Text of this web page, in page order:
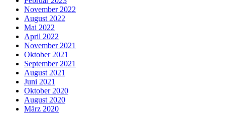
November 2022
August 2022
Mai 2022
April 2022
November 2021
Oktober 2021
September 2021
August 2021
Juni 2021
Oktober 2020
August 2020
März 2020